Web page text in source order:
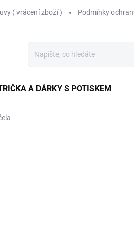
( vrácení zboží ) Podmínky
A DÁRKY S POTISKEM